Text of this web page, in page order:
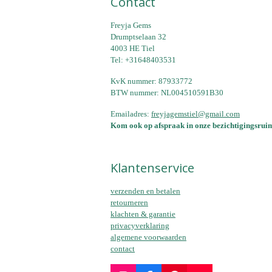
Freyja Gems
Drumptselaan 32
4003 HE Tiel
Tel: +31648403531
KvK nummer: 87933772
BTW nummer: NL004510591B30
Emailadres: freyjagemstiel@gmail.com
Kom ook op afspraak in onze
Klantenservice
verzenden en betalen
retourneren
klachten & garantie
privacyverklaring
algemene voorwaarden
contact